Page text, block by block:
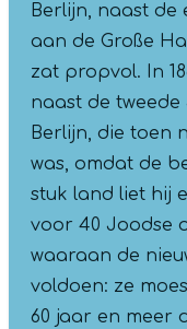
Berlijn, naast
aan de Große
zat propvol. In
naast de
Berlijn, die toen
was, omdat de
stuk land liet hij
voor 40 Joodse
waaraan de
voldoen: ze
60 jaar en meer